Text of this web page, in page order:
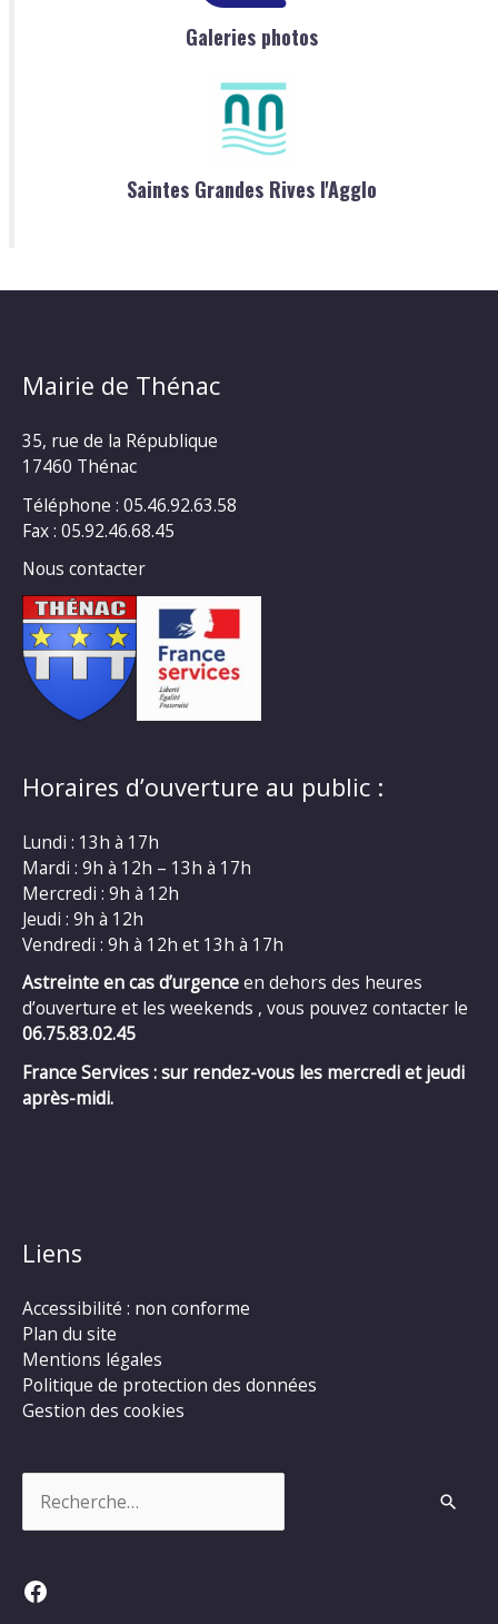
Galeries photos
Saintes Grandes Rives l'Agglo
Mairie de Thénac
35, rue de la République
17460 Thénac
Téléphone : 05.46.92.63.58
Fax : 05.92.46.68.45
Nous contacter
Horaires d’ouverture au public :
Lundi : 13h à 17h
Mardi : 9h à 12h – 13h à 17h
Mercredi : 9h à 12h
Jeudi : 9h à 12h
Vendredi : 9h à 12h et 13h à 17h
Astreinte en cas d’urgenceen dehors des heures
d’ouverture et les weekends , vous pouvez contacter le
06.75.83.02.45
France Services : sur rendez-vous les mercredi et jeudi
après-midi.
Liens
Accessibilité : non conforme
Plan du site
Mentions légales
Politique de protection des données
Gestion des cookies
Facebook